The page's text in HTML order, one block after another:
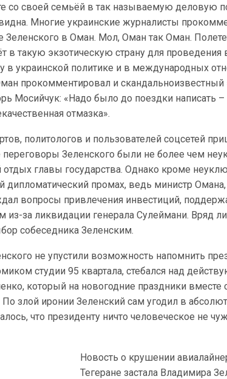
со своей семьёй в так называемую деловую
Многие украинские журналисты
Зеленского в Оман. Мол, Оман так Оман.
в такую экзотическую страну для проведения
в украинской политике и в международных
прокомментировал и скандальноизвестный
Мосийчук: «Надо было до поездки написать –
отмазка».
политологов и пользователей соцсетей
Зеленского были не более чем
главы государства. Однако кроме
дипломатический промах, ведь министр
вопросы привлечения инвестиций,
за ликвидации генерала Сулеймани. Вряд
собеседника Зеленским.
не упустили возможность напомнить
студии 95 квартала, стебался над
который на новогодние праздники вместе
злой иронии Зеленский сам угодил в
что президенту ничто человеческое не
Новость о крушении
Тегеране застала Владимира